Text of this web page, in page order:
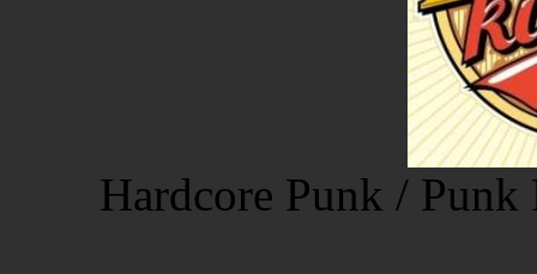
Hardcore Punk / Punk